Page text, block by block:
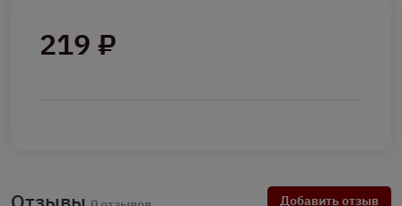
219 ₽
Добавить отзыв